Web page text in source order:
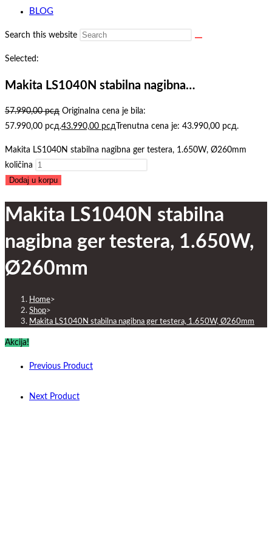
BLOG
Search this website
Selected:
Makita LS1040N stabilna nagibna…
57.990,00рсд Originalna cena je bila:
57.990,00 рсд.43.990,00 рсд Trenutna cena je: 43.990,00 рсд.
Makita LS1040N stabilna nagibna ger testera, 1.650W, Ø260mm
količina
Dodaj u korpu
Makita LS1040N stabilna
nagibna ger testera, 1.650W,
Ø260mm
Home>
Shop>
Makita LS1040N stabilna nagibna ger testera, 1.650W, Ø260mm
Akcija!
Previous Product
Next Product